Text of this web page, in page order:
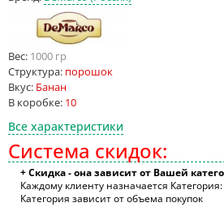
Вес: 1000 гр
Структура: порошок
Вкус: Банан
В коробке: 10
Все характеристики
Система скидок:
+ Скидка - она зависит от Вашей
Каждому клиенту назначается
Категория зависит от объема покупок